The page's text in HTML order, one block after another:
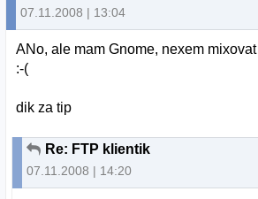
07.11.2008 | 13:04
ANo, ale mam Gnome, nexem
:-(
dik za tip
Re: FTP klientik
07.11.2008 | 14:20